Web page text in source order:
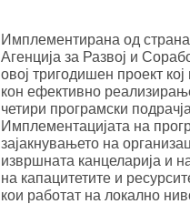
Имплементирана од
Агенција за Развој и
овој тригодишен проект
кон ефективно
четири програмски
Имплементацијата на
зајакнувањето на
извршната канцеларија и
на капацитетите и
кои работат на локално